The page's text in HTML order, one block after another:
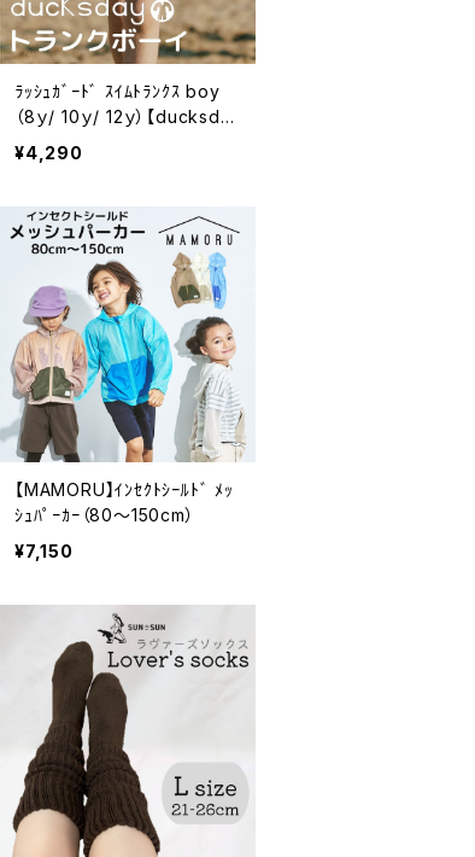
ﾗｯｼｭｶﾞｰﾄﾞ ｽｲﾑﾄﾗﾝｸｽ boy
（8ｙ/ 10ｙ/ 12ｙ）【ducksda
y】
¥4,290
【MAMORU】ｲﾝｾｸﾄｼｰﾙﾄﾞ ﾒｯ
ｼｭﾊﾟｰｶｰ（80～150cm）
¥7,150